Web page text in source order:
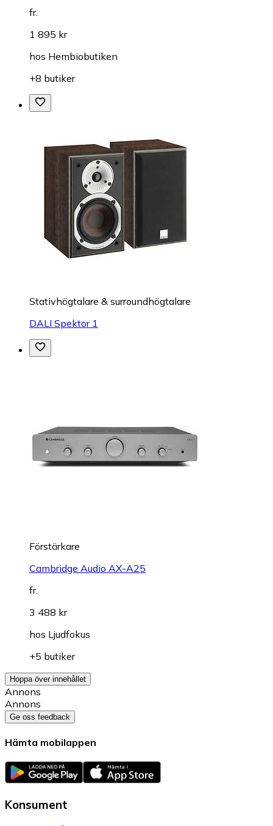
fr.
1 895 kr
hos Hembiobutiken
+8 butiker
Stativhögtalare & surroundhögtalare
DALI Spektor 1
Förstärkare
Cambridge Audio AX-A25
fr.
3 488 kr
hos Ljudfokus
+5 butiker
Hoppa över innehållet
Annons
Annons
Ge oss feedback
Hämta mobilappen
Konsument